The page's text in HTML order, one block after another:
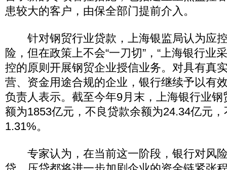
患较大的客户，由保全部门提前介入。
针对钢贸行业贷款，上海银监局认为应
险，但在政策上不会“一刀切”，“上海银行业
控的原则开展钢贸企业授信业务。对具有真
营、资金用途合规的企业，银行继续予以有
负责人表示。截至今年9月末，上海银行业
额为1853亿元，不良贷款余额为24.34亿元
1.31%。
专家认为，在当前这一阶段，银行对风